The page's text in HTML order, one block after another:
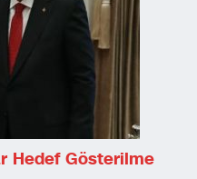
Hedef Gösterilme